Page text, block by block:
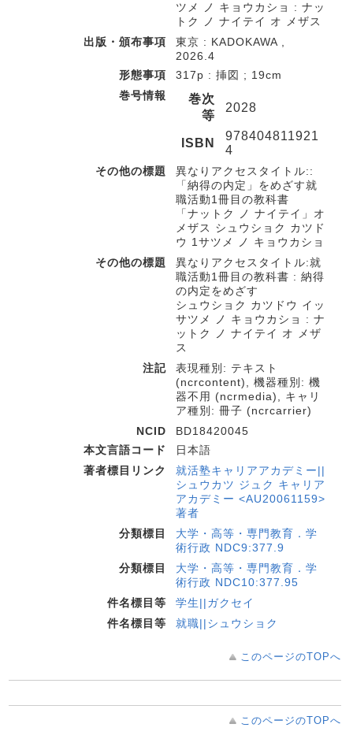
ツメ ノ キョウカショ : ナッ
トク ノ ナイテイ オ メザス
出版・頒布事項
東京 : KADOKAWA ,
2026.4
形態事項
317p : 挿図 ; 19cm
巻号情報
巻次
等
2028
ISBN
978404811921
4
その他の標題
異なりアクセスタイトル::
「納得の内定」をめざす就
職活動1冊目の教科書
「ナットク ノ ナイテイ」オ
メザス シュウショク カツド
ウ 1サツメ ノ キョウカショ
その他の標題
異なりアクセスタイトル:就
職活動1冊目の教科書 : 納得
の内定をめざす
シュウショク カツドウ イッ
サツメ ノ キョウカショ : ナ
ットク ノ ナイテイ オ メザ
ス
注記
表現種別: テキスト
(ncrcontent), 機器種別: 機
器不用 (ncrmedia), キャリ
ア種別: 冊子 (ncrcarrier)
NCID
BD18420045
本文言語コード
日本語
著者標目リンク
就活塾キャリアアカデミー||
シュウカツ ジュク キャリア
アカデミー <AU20061159>
著者
分類標目
大学・高等・専門教育．学
術行政 NDC9:377.9
分類標目
大学・高等・専門教育．学
術行政 NDC10:377.95
件名標目等
学生||ガクセイ
件名標目等
就職||シュウショク
このページのTOPへ
このページのTOPへ